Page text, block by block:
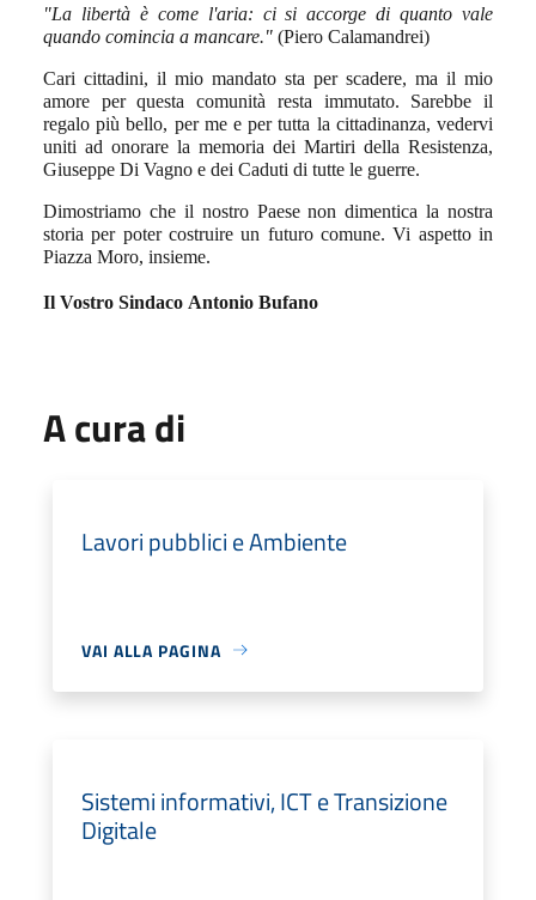
"La libertà è come l'aria: ci si accorge di quanto vale
quando comincia a mancare." (Piero Calamandrei)
Cari cittadini, il mio mandato sta per scadere, ma il mio
amore per questa comunità resta immutato. Sarebbe il
regalo più bello, per me e per tutta la cittadinanza, vedervi
uniti ad onorare la memoria dei Martiri della Resistenza,
Giuseppe Di Vagno e dei Caduti di tutte le guerre.
Dimostriamo che il nostro Paese non dimentica la nostra
storia per poter costruire un futuro comune. Vi aspetto in
Piazza Moro, insieme.
Il Vostro Sindaco Antonio Bufano
A cura di
Lavori pubblici e Ambiente
VAI ALLA PAGINA
Sistemi informativi, ICT e Transizione
Digitale